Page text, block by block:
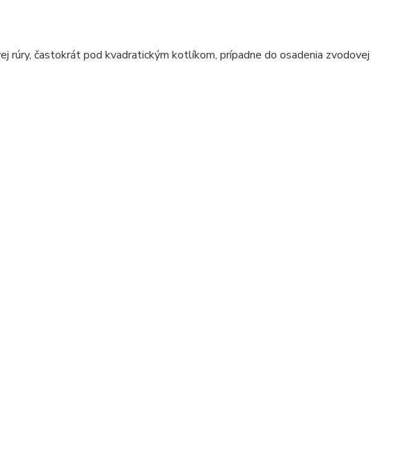
rúry, častokrát pod kvadratickým kotlíkom, prípadne do osadenia zvodovej